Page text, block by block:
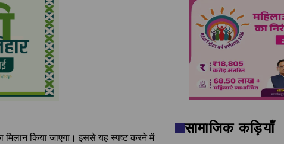
मिलान किया जाएगा। इससे यह स्पष्ट करने में
सामाजिक कड़ियाँ